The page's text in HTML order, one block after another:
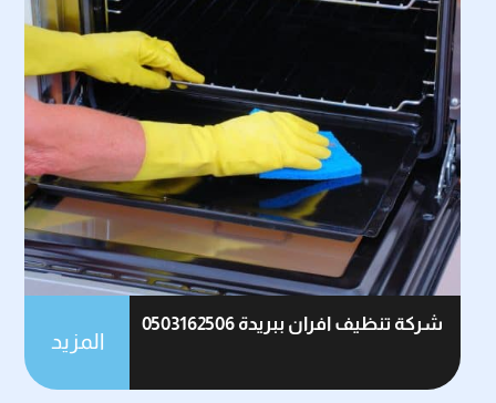
شركة تنظيف افران ببريدة 0503162506
المزيد